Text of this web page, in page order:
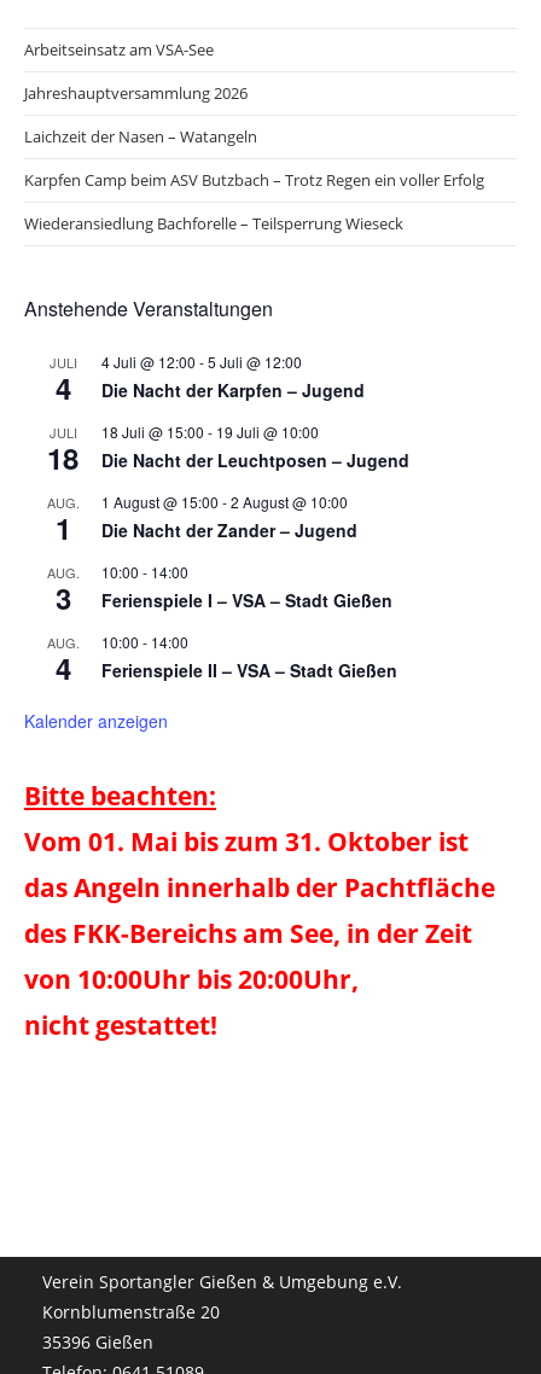
Arbeitseinsatz am VSA-See
Jahreshauptversammlung 2026
Laichzeit der Nasen – Watangeln
Karpfen Camp beim ASV Butzbach – Trotz Regen ein voller Erfolg
Wiederansiedlung Bachforelle – Teilsperrung Wieseck
Anstehende Veranstaltungen
JULI
4
4 Juli @ 12:00 -5 Juli @ 12:00
Die Nacht der Karpfen – Jugend
JULI
18
18 Juli @ 15:00 - 19 Juli @ 10:00
Die Nacht der Leuchtposen – Jugend
AUG.
1
1 August @ 15:00 -2 August @ 10:00
Die Nacht der Zander – Jugend
AUG.
3
10:00 - 14:00
Ferienspiele I – VSA – Stadt Gießen
AUG.
4
10:00 - 14:00
Ferienspiele II – VSA – Stadt Gießen
Kalender anzeigen
Bitte beachten:
Vom 01. Mai bis zum 31. Oktober ist
das Angeln innerhalb der Pachtfläche
des FKK-Bereichs am See, in der Zeit
von 10:00Uhr bis 20:00Uhr,
nicht gestattet!
Verein Sportangler Gießen & Umgebung e.V.
Kornblumenstraße 20
35396 Gießen